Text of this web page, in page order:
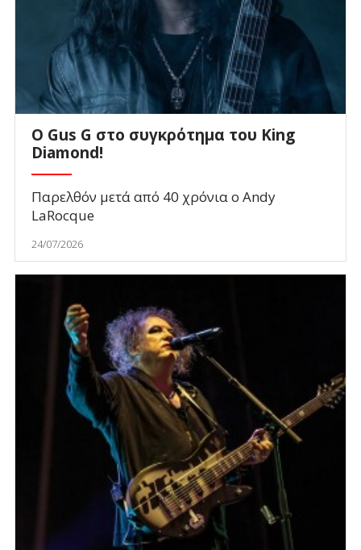
O Gus G στο συγκρότημα του King
Diamond!
Παρελθόν μετά από 40 χρόνια ο Andy
LaRocque
24/07/2026